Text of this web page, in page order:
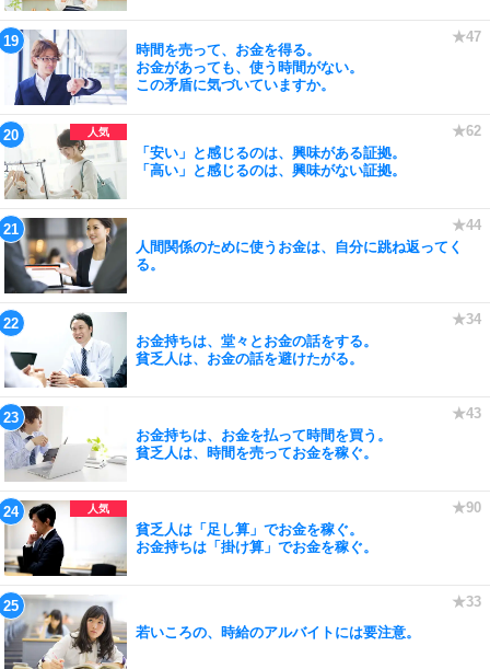
時間を売って、お金を得る。
お金があっても、使う時間がない。
この矛盾に気づいていますか。
「安い」と感じるのは、興味がある証拠。
「高い」と感じるのは、興味がない証拠。
人間関係のために使うお金は、自分に跳ね返ってく
る。
お金持ちは、堂々とお金の話をする。
貧乏人は、お金の話を避けたがる。
お金持ちは、お金を払って時間を買う。
貧乏人は、時間を売ってお金を稼ぐ。
貧乏人は「足し算」でお金を稼ぐ。
お金持ちは「掛け算」でお金を稼ぐ。
若いころの、時給のアルバイトには要注意。